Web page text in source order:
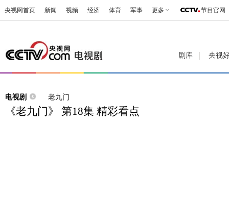
央视网首页 新闻 视频 经济 体育 军事 更多 节目官网
剧库 央视
电视剧 老九门
《老九门》 第18集 精彩看点